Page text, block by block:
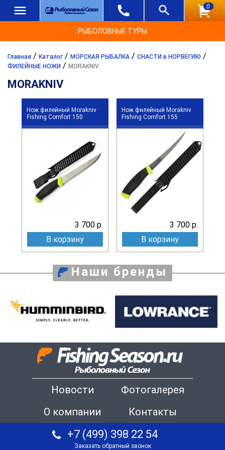
0
РЫБОЛОВНЫЕ ТУРЫ
Главная / Каталог / МОРСКАЯ РЫБАЛКА / СНАСТИ в НОРВЕГИЮ /
ФИЛЕЙНЫЕ НОЖИ / MORAKNIV
MORAKNIV
Нож филейный Morakniv
Fishing Comfort 150
3 700 р.
В корзину
Нож филейный Morakniv
Fishing Comfort 155
3 700 р.
В корзину
Наши бренды
Новости
Фотогалерея
О компании
Контакты
+7 (499) 398 22 54
Заказать обратный звонок